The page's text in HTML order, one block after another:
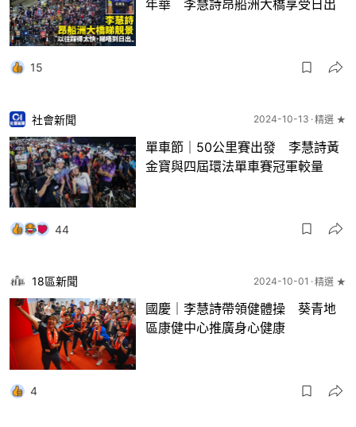
年華 李慧詩昂船洲大橋享受日出
15
社會新聞 2024-10-13 精選 ★
單車節｜50公里賽出發 李慧詩黃
金寶與四屆環法單車賽冠軍較量
44
18區新聞 2024-10-01 精選 ★
國慶｜李慧詩帶領健體操 葵青地
區康健中心推廣身心健康
4